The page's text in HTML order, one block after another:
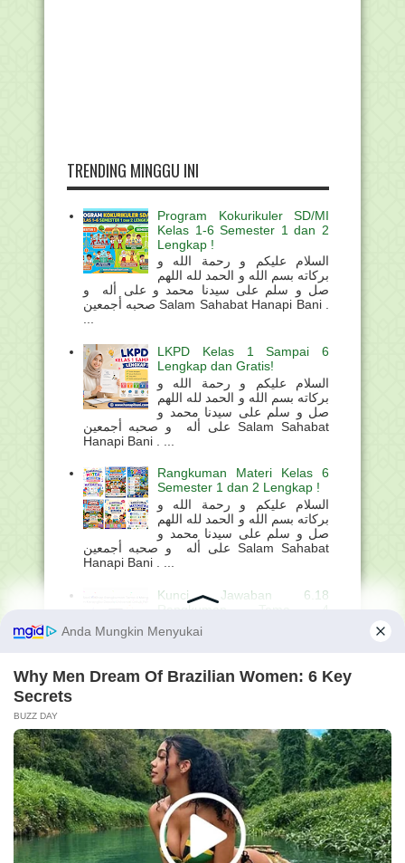
TRENDING MINGGU INI
Program Kokurikuler SD/MI
Kelas 1-6 Semester 1 dan 2
Lengkap !
السلام عليكم و رحمة الله و
بركاته بسم الله و الحمد لله اللهم
صل و سلم على سيدنا محمد و على أله و
صحبه أجمعين Salam Sahabat Hanapi Bani .
...
LKPD Kelas 1 Sampai 6
Lengkap dan Gratis!
السلام عليكم و رحمة الله و
بركاته بسم الله و الحمد لله اللهم
صل و سلم على سيدنا محمد و
على أله و صحبه أجمعين Salam Sahabat
Hanapi Bani . ...
Rangkuman Materi Kelas 6
Semester 1 dan 2 Lengkap !
السلام عليكم و رحمة الله و
بركاته بسم الله و الحمد لله اللهم
صل و سلم على سيدنا محمد و
على أله و صحبه أجمعين Salam Sahabat
Hanapi Bani . ...
Kunci Jawaban 6.18
Mengelola Asesmen dan
Strategi Pengajaran dalam
untuk Pembelajaran (DUP)
السلام عليكم و رحمة الله و بركاته بسم الله و
Hanapi Bani ....
Struktur Kurikulum Madrasah
Ibtidaiyah (MI) Berdasarkan
KMA Nomor 1503 Tahun
2025
السلام عليكم و رحمة الله و
بركاته بسم الله و الحمد لله اللهم صل و سلم
على سيدنا محمد و على أله و صحبه أجمعين